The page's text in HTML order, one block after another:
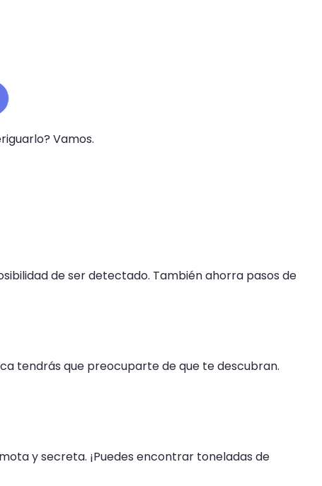
Vamos.
de ser detectado. También ahorra pasos de
tendrás que preocuparte de que te descubran.
y secreta. ¡Puedes encontrar toneladas de